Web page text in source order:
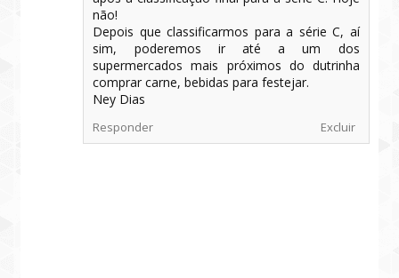
não!
Depois que classificarmos para a série C, aí
sim, poderemos ir até a um dos
supermercados mais próximos do dutrinha
comprar carne, bebidas para festejar.
Ney Dias
Responder Excluir